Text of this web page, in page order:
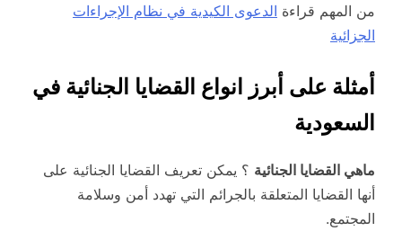
من المهم قراءة الدعوى الكيدية في نظام الإجراءات
الجزائية
أمثلة على أبرز انواع القضايا الجنائية في
السعودية
ماهي القضايا الجنائية ؟ يمكن تعريف القضايا الجنائية على
أنها القضايا المتعلقة بالجرائم التي تهدد أمن وسلامة
المجتمع.